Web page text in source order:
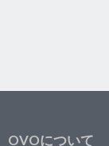
OVOについて